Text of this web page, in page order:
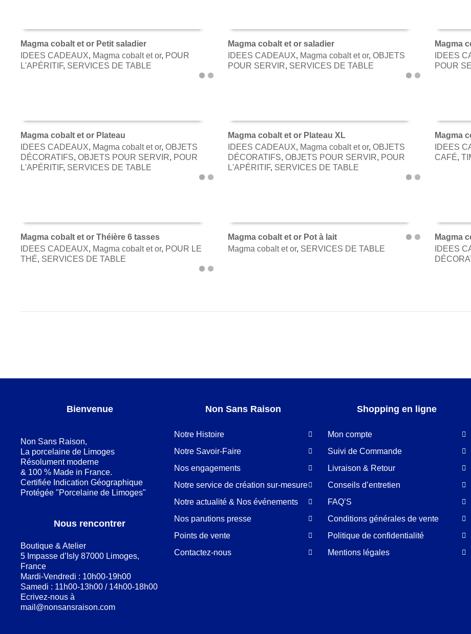
AJOUTER AU PANIER
Magma cobalt et or Petit saladier
IDEES CADEAUX, Magma cobalt et or, POUR
L'APÉRITIF, SERVICES DE TABLE
AJOUTER AU PANIER
Magma cobalt et or saladier
IDEES CADEAUX, Magma cobalt et or, OBJETS
POUR SERVIR, SERVICES DE TABLE
Magma
IDEES
POUR
AJOUTER AU PANIER
Magma cobalt et or Plateau
IDEES CADEAUX, Magma cobalt et or,OBJETS
DÉCORATIFS,OBJETS POUR SERVIR, POUR
L'APÉRITIF, SERVICES DE TABLE
AJOUTER AU PANIER
Magma cobalt et or Plateau XL
IDEES CADEAUX, Magma cobalt et or, OBJETS
DÉCORATIFS, OBJETS POUR SERVIR, POUR
L'APÉRITIF, SERVICES DE TABLE
Magma
IDEES
CAFÉ,
AJOUTER AU PANIER
Magma cobalt et or Théière 6 tasses
IDEES CADEAUX, Magma cobalt et or, POUR LE
THÉ, SERVICES DE TABLE
AJOUTER AU PANIER
Magma cobalt et or Pot à lait
Magma cobalt et or, SERVICES DE TABLE
Magma
IDEES
Bienvenue
Non Sans Raison,
La porcelaine de Limoges
Résolument moderne
& 100 % Made in France.
Certifiée Indication Géographique
Protégée "Porcelaine de Limoges"
Nous rencontrer
Boutique & Atelier
5 Impasse d’Isly 87000 Limoges,
France
Mardi-Vendredi : 10h00-19h00
Samedi : 11h00-13h00 / 14h00-18h00
Ecrivez-nous à
mail@nonsansraison.com
Non Sans Raison
Notre Histoire
Notre Savoir-Faire
Nos engagements
Notre service de création sur-mesure
Notre actualité & Nos événements
Nos parutions presse
Points de vente
Contactez-nous
Shopping en ligne
Mon compte
Suivi de Commande
Livraison & Retour
Conseils d’entretien
FAQ’S
Conditions générales de vente
Politique de confidentialité
Mentions légales